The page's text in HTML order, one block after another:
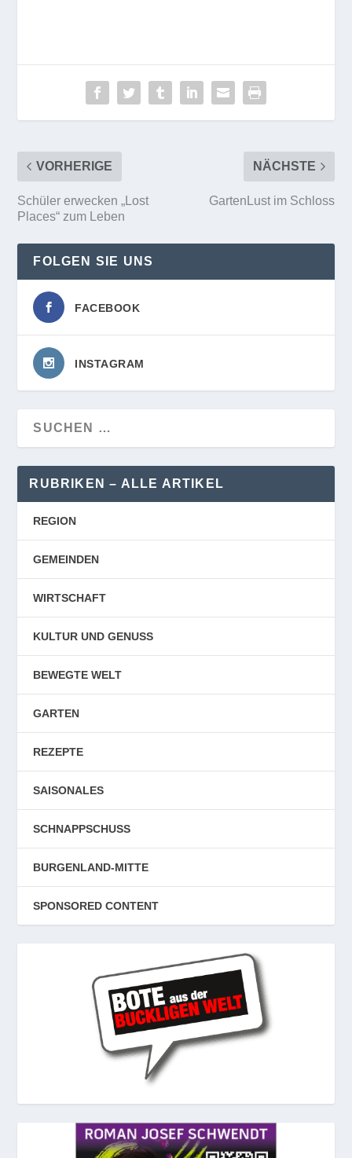
VORHERIGE
Schüler erwecken „Lost
Places“ zum Leben
NÄCHSTE
GartenLust im Schloss
FOLGEN SIE UNS
FACEBOOK
INSTAGRAM
RUBRIKEN – ALLE ARTIKEL
REGION
GEMEINDEN
WIRTSCHAFT
KULTUR UND GENUSS
BEWEGTE WELT
GARTEN
REZEPTE
SAISONALES
SCHNAPPSCHUSS
BURGENLAND-MITTE
SPONSORED CONTENT